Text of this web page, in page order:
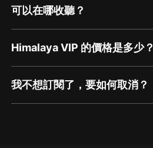
可以在哪收聽？
Himalaya VIP 的價格是多少？
我不想訂閱了，要如何取消？